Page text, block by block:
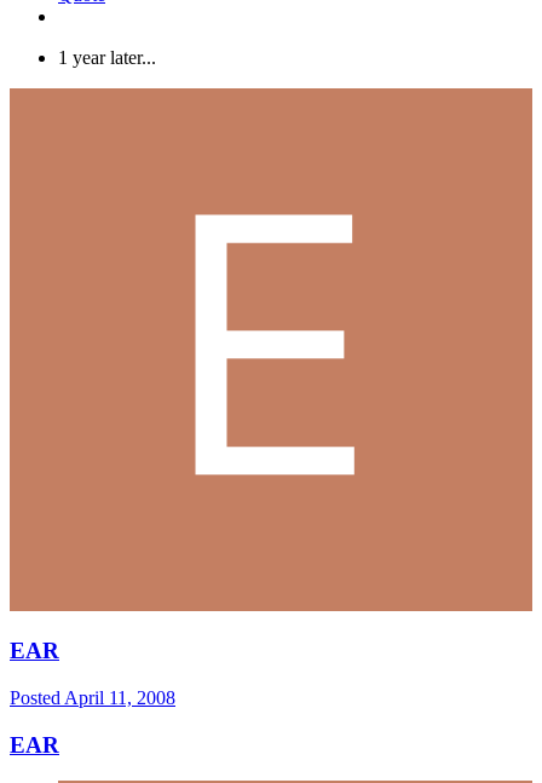
1 year later...
EAR
Posted April 11, 2008
EAR